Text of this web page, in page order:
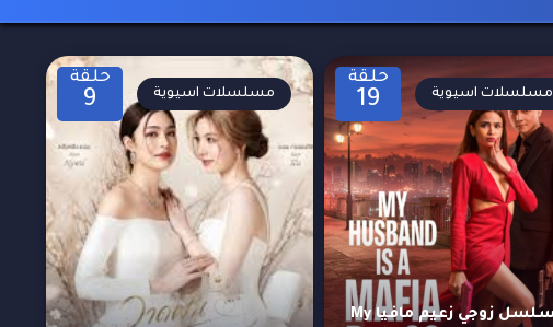
حلقة
19
مسلسل زوجي زعيم مافيا My
مسلسلات اسيوية
حلقة
9 مسلسلات اسيوية